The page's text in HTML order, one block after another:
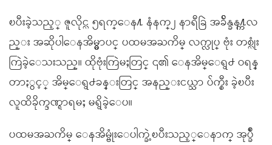
ၿပီးခဲ့သည့္ ဇူလိုင္လ ၅ရက္ေန႔ နံနက္၂ နာရီခြဲ အခ်ိန္ခန႔္ကလ
ည္း အဆိုပါေနအိမ္မွာပင္ ပထမအႀကိမ္ လက္လုပ္ ဗုံး တစ္လုံး
ကြဲခဲ့ေသးသည္။ ထိုဗုံးကြဲမႈတြင္ ၎၏ ေနအိမ္ေရွ႕ ဝရန္
တာႏွင့္ အိမ္ေရွ႕ခန္းတြင္ အနည္းငယ္သာ ပ်က္စီး ခဲ့ၿပီး
လူထိခိုက္ဒဏ္ရာရမႈ မရွိခဲ့ေပ။
ပထမအႀကိမ္ ေနအိမ္ဗုံးေပါက္ခဲ့ၿပီးသည့္ေနာက္ အုပ္ခ်ဳ